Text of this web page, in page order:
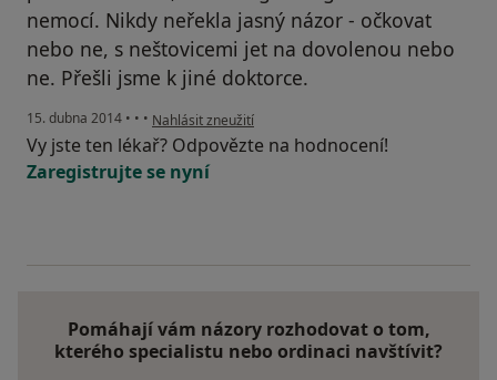
nemocí. Nikdy neřekla jasný názor - očkovat
nebo ne, s neštovicemi jet na dovolenou nebo
ne. Přešli jsme k jiné doktorce.
15. dubna 2014 • • • podle názoru uživatele Váš účet byl odstraněn
Nahlásit zneužití
Vy jste ten lékař? Odpovězte na hodnocení!
Zaregistrujte se nyní
Pomáhají vám názory rozhodovat o tom,
kterého specialistu nebo ordinaci navštívit?